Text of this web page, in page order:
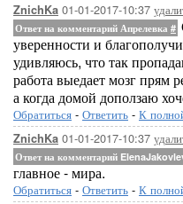
ZnichKa 01-01-2017-10:37
Ответ на комментарий Апрелевка #
уверенности и
удивляюсь, что так
работа выедает мозг прям
а когда домой доползаю
Обратиться - Ответить - К
ZnichKa 01-01-2017-10:37
Ответ на комментарий
главное - мира.
Обратиться - Ответить - К